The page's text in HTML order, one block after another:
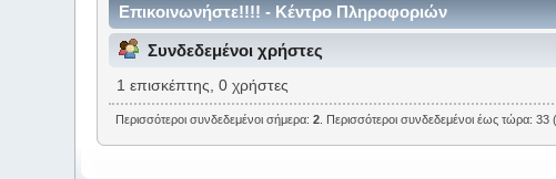
Επικοινωνήστε!!!! - Κέντρο Πληροφοριών
Συνδεδεμένοι χρήστες
1 επισκέπτης, 0 χρήστες
Περισσότεροι συνδεδεμένοι σήμερα: 2. Περισσότεροι συνδεδεμένοι έως τώρα: